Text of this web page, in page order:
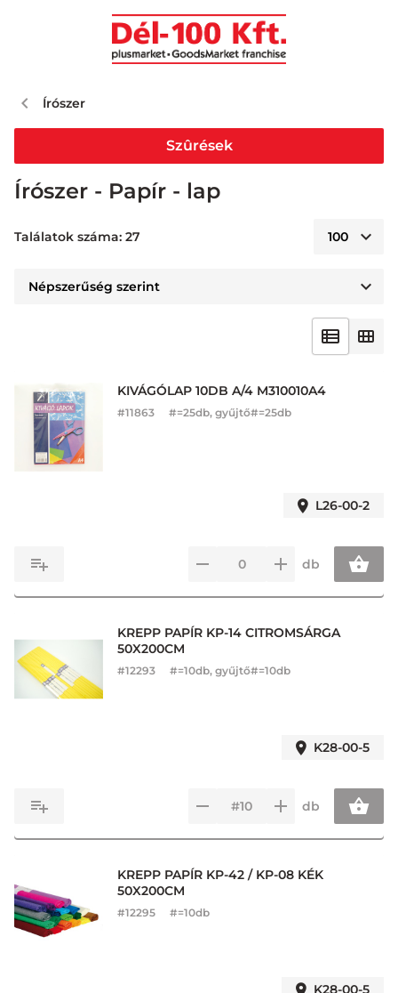
Írószer
Írószer - Papír - lap
Találatok száma: 27
KIVÁGÓLAP 10DB A/4 M310010A4
#11863 #=25db, gyűjtő#=25db
L26-00-2
db
KREPP PAPÍR KP-14 CITROMSÁRGA
50X200CM
#12293 #=10db, gyűjtő#=10db
K28-00-5
db
KREPP PAPÍR KP-42 / KP-08 KÉK
50X200CM
#12295 #=10db
K28-00-5
Szûrések